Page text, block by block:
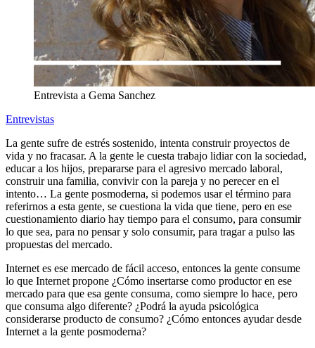
Entrevista a Gema Sanchez
Entrevistas
La gente sufre de estrés sostenido, intenta construir proyectos de
vida y no fracasar. A la gente le cuesta trabajo lidiar con la sociedad,
educar a los hijos, prepararse para el agresivo mercado laboral,
construir una familia, convivir con la pareja y no perecer en el
intento… La gente posmoderna, si podemos usar el término para
referirnos a esta gente, se cuestiona la vida que tiene, pero en ese
cuestionamiento diario hay tiempo para el consumo, para consumir
lo que sea, para no pensar y solo consumir, para tragar a pulso las
propuestas del mercado.
Internet es ese mercado de fácil acceso, entonces la gente consume
lo que Internet propone ¿Cómo insertarse como productor en ese
mercado para que esa gente consuma, como siempre lo hace, pero
que consuma algo diferente? ¿Podrá la ayuda psicológica
considerarse producto de consumo? ¿Cómo entonces ayudar desde
Internet a la gente posmoderna?